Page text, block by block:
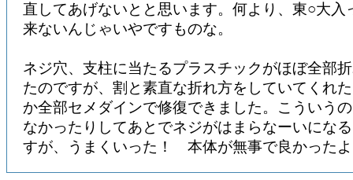
直してあげないとと思います。何より、東○大入
来ないんじゃいやですものな。
ネジ穴、支柱に当たるプラスチックがほぼ全部
たのですが、割と素直な折れ方をしていてくれ
か全部セメダインで修復できました。こういう
なかったりしてあとでネジがはまらなーいにな
すが、うまくいった！ 本体が無事で良かった